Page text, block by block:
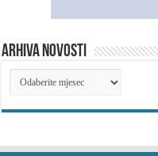
ARHIVA NOVOSTI
ARHIVA
NOVOSTI